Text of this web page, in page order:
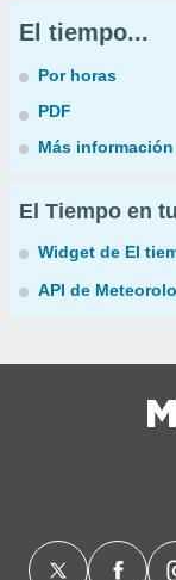
El tiempo...
Por horas
PDF
Más información
El Tiempo en
Widget de El
API de